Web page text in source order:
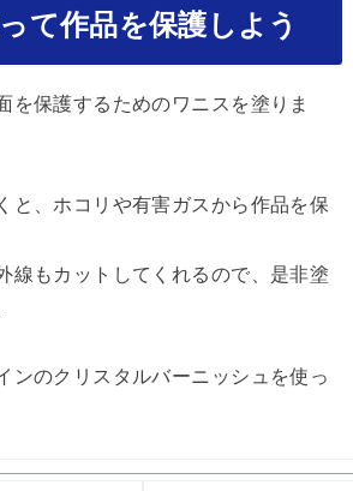
て作品を保護しよう
を保護するためのワニスを塗りま
と、ホコリや有害ガスから作品を保
線もカットしてくれるので、是非塗
ンのクリスタルバーニッシュを使っ